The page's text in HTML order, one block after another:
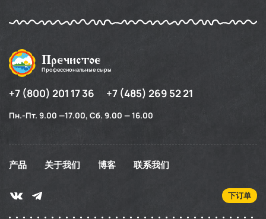
Пречистое
Профессиональные сыры
+7 (800) 201 17 36 +7 (485) 269 52 21
Пн.-Пт. 9.00 —17.00, Сб. 9.00 — 16.00
产品 关于我们 博客 联系我们
下订单